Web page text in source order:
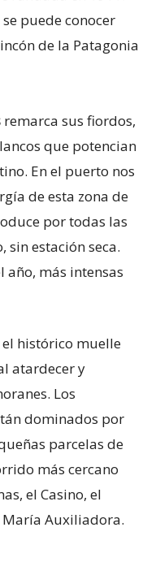
puede conocer
de la Patagonia
remarca sus fiordos,
que potencian
En el puerto nos
de esta zona de
por todas las
sin estación seca.
año, más intensas
histórico muelle
atardecer y
Los
dominados por
parcelas de
más cercano
el Casino, el
Auxiliadora.